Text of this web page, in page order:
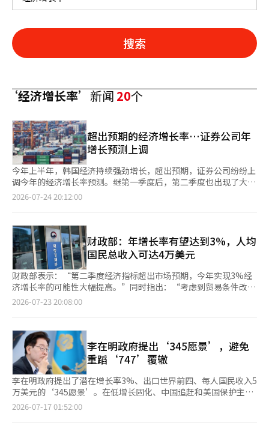
搜索
‘经济增长率’新闻20个
超出预期的经济增长率…证券公司年
增长预测上调
今年上半年，韩国经济持续强劲增长，超出预期，证券公司纷纷上
调今年的经济增长率预测。继第一季度后，第二季度也出现了大幅
超出市场预期的“意外增长”，使得年增长率达到3%的可能性变
天，韩国银行发布的第二季度实际GDP增长率（初步值）为
0.6%，大幅超出市场预期和韩国银行的预测。 今年经济在上半年
表现出强劲的走势。第一季度的增长率由初步值1.7%上调至
1.8%，大幅超出预期。随后，第二季度的增长率为0.6%，是韩国
银行预测值（0.2%）的三倍。 通常情况下，前一季度的增长率较
高时，下一季度的增长往往会因基数效应而放缓，但今年在第一季
度1.8%的增长后，仍保持正增长，表明经济复苏的势头比预期更
为坚实。 特别是在第二季度，尽管受到中东战争导致国际油价上
负面因素，推动了经济增长。民间消费和出口也同时增长，内需和
净出口均对增长作出了贡献。 由于上半年的增长超出预期，证券
公司纷纷上调年增长率预测。现代汽车证券将今年的增长率预测从
2.7%上调至3.2%，梅里츠证券则将其从2.9%上调至3.4%，而新
韩投资证券则将其从3.1%上调至3.3%。韩国投资证券和新韩投资
证券分别预测为3.2%和3.1%，比之前高出0.5个百分点和0.4个百
分点。iM证券给出的预测为3.6%，为主要证券公司中最高，而代
信证券则预计增长为3.5%。 iM证券研究员朴相贤表示：“下半
2026-07-24 20:12:00
财政部：年增长率有望达到3%，人均
国民总收入可达4万美元
财政部表示：“第二季度经济指标超出市场预期，今年实现3%经
济增长率的可能性大幅提高。”同时指出：“考虑到贸易条件改善
带来的实际国内总收入（GDI）增长，人均国民总收入（GNI）达
东战争的影响，但在以半导体为中心的出口强劲和政府政策推动
下，内需恢复，经济保持了稳健的增长。” 根据韩国银行的数
据，今年第二季度实际GDP增长率（初步数据）为0.6%，显著高
于5月韩国银行预测的0.2%。去年第四季度的季度增长率
为-0.1%，今年第一季度反弹至1.8%，第二季度继续保持正增长。
财政部解释称：“半导体繁荣带动了出口增长，外国游客的增加也
推动了经济增长，此外，追加预算和最高价格制度等政府政策的效
果使内需保持了稳健的走势。” 财政部还指出：“实际GDI大幅增
2026-07-23 20:08:00
李在明政府提出‘345愿景’，避免
重蹈‘747’覆辙
李在明政府提出了潜在增长率3%、出口世界前四、每人国民收入5
万美元的‘345愿景’。在低增长固化、中国追赶和美国保护主义
加剧的背景下，重申再次跃升的决心值得肯定。经济政策需要有明
2026-07-17 01:52:00